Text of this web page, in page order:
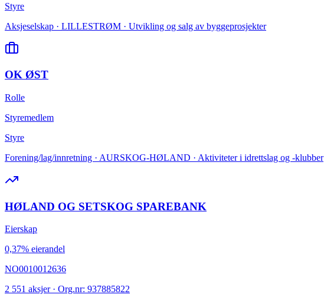
Styre
Aksjeselskap · LILLESTRØM · Utvikling og salg av byggeprosjekter
OK ØST
Rolle
Styremedlem
Styre
Forening/lag/innretning · AURSKOG-HØLAND · Aktiviteter i idrettslag og -klubber
HØLAND OG SETSKOG SPAREBANK
Eierskap
0,37% eierandel
NO0010012636
2 551 aksjer · Org.nr: 937885822